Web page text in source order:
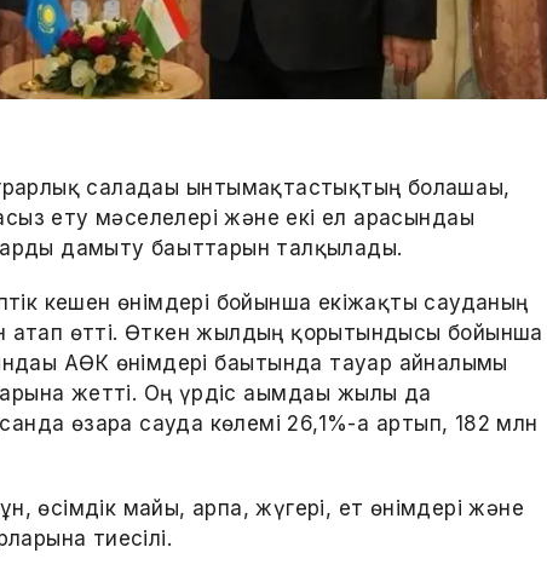
саладағы ынтымақтастықтың болашағы,
ету мәселелері және екі ел арасындағы
дамыту бағыттарын талқылады.
кешен өнімдері бойынша екіжақты сауданың
өтті. Өткен жылдың қорытындысы бойынша
АӨК өнімдері бағытында тауар айналымы
жетті. Оң үрдіс ағымдағы жылы да
өзара сауда көлемі 26,1%-ға артып, 182 млн
өсімдік майы, арпа, жүгері, ет өнімдері және
тиесілі.